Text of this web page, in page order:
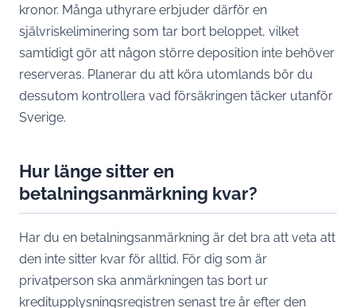
kronor. Många uthyrare erbjuder därför en
självriskeliminering som tar bort beloppet, vilket
samtidigt gör att någon större deposition inte behöver
reserveras. Planerar du att köra utomlands bör du
dessutom kontrollera vad försäkringen täcker utanför
Sverige.
Hur länge sitter en
betalningsanmärkning kvar?
Har du en betalningsanmärkning är det bra att veta att
den inte sitter kvar för alltid. För dig som är
privatperson ska anmärkningen tas bort ur
kreditupplysningsregistren senast tre år efter den